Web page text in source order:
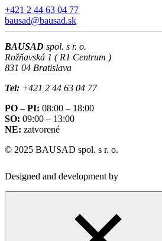
+421 2 44 63 04 77
bausad@bausad.sk
BAUSAD spol. s r. o.
Rožňavská 1 ( R1 Centrum )
831 04 Bratislava
Tel: +421 2 44 63 04 77
PO – PI: 08:00 – 18:00
SO: 09:00 – 13:00
NE: zatvorené
© 2025 BAUSAD spol. s r. o.
Designed and development by